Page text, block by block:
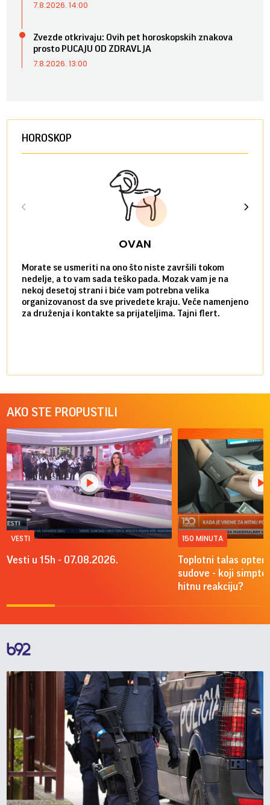
7.8.2026. 14:00
Zvezde otkrivaju: Ovih pet horoskopskih znakova
prosto PUCAJU OD ZDRAVLJA
7.8.2026. 13:00
HOROSKOP
OVAN
Morate se usmeriti na ono što niste završili tokom
nedelje, a to vam sada teško pada. Mozak vam je na
nekoj desetoj strani i biće vam potrebna velika
organizovanost da sve privedete kraju. Veče namenjeno
za druženja i kontakte sa prijateljima. Tajni flert.
AKO STE PROPUSTILI
VESTI
Vesti u 15h - 07.08.2026.
150 MINUTA
Toplotni talas
sudove - koji
hitnu reakciju?